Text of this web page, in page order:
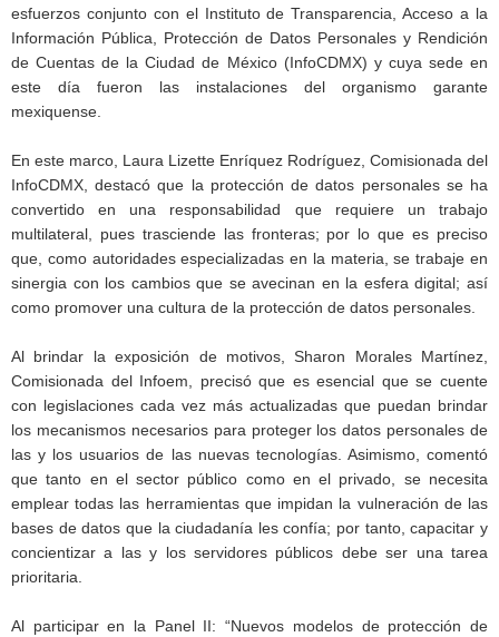
esfuerzos conjunto con el Instituto de Transparencia, Acceso a la
Información Pública, Protección de Datos Personales y Rendición
de Cuentas de la Ciudad de México (InfoCDMX) y cuya sede en
este día fueron las instalaciones del organismo garante
mexiquense.
En este marco, Laura Lizette Enríquez Rodríguez, Comisionada del
InfoCDMX, destacó que la protección de datos personales se ha
convertido en una responsabilidad que requiere un trabajo
multilateral, pues trasciende las fronteras; por lo que es preciso
que, como autoridades especializadas en la materia, se trabaje en
sinergia con los cambios que se avecinan en la esfera digital; así
como promover una cultura de la protección de datos personales.
Al brindar la exposición de motivos, Sharon Morales Martínez,
Comisionada del Infoem, precisó que es esencial que se cuente
con legislaciones cada vez más actualizadas que puedan brindar
los mecanismos necesarios para proteger los datos personales de
las y los usuarios de las nuevas tecnologías. Asimismo, comentó
que tanto en el sector público como en el privado, se necesita
emplear todas las herramientas que impidan la vulneración de las
bases de datos que la ciudadanía les confía; por tanto, capacitar y
concientizar a las y los servidores públicos debe ser una tarea
prioritaria.
Al participar en la Panel II: “Nuevos modelos de protección de